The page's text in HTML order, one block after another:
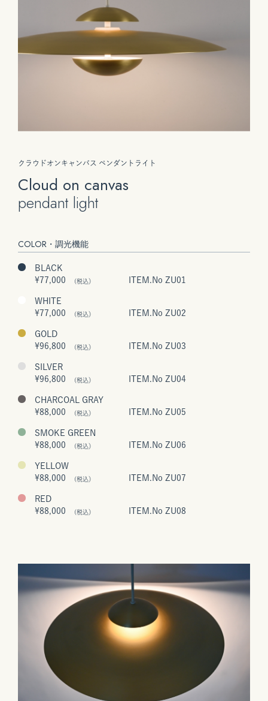
クラウドオンキャンバス ペンダントライト
Cloud on canvas
pendant light
COLOR・調光機能
BLACK
¥77,000
(税込） ITEM.No ZU01
WHITE
¥77,000
(税込） ITEM.No ZU02
GOLD
¥96,800
(税込） ITEM.No ZU03
SILVER
¥96,800
(税込） ITEM.No ZU04
CHARCOAL GRAY
¥88,000
(税込） ITEM.No ZU05
SMOKE GREEN
¥88,000
(税込） ITEM.No ZU06
YELLOW
¥88,000
(税込） ITEM.No ZU07
RED
¥88,000
(税込） ITEM.No ZU08